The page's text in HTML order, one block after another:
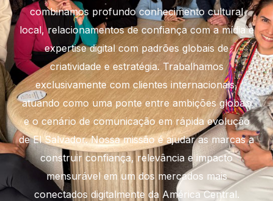
combinamos profundo conhecimento cultural
local, relacionamentos de confiança com a mídia e
expertise digital com padrões globais de
criatividade e estratégia. Trabalhamos
exclusivamente com clientes internacionais,
atuando como uma ponte entre ambições globais
e o cenário de comunicação em rápida evolução
de El Salvador. Nossa missão é ajudar as marcas a
construir confiança, relevância e impacto
mensurável em um dos mercados mais
conectados digitalmente da América Central.